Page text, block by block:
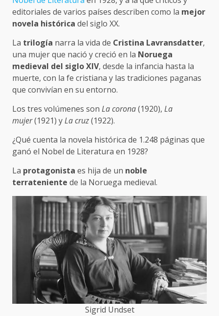
editoriales de varios países describen como la mejor
novela histórica del siglo XX.
La trilogía narra la vida de Cristina Lavransdatter,
una mujer que nació y creció en la Noruega
medieval del siglo XIV, desde la infancia hasta la
muerte, con la fe cristiana y las tradiciones paganas
que convivían en su entorno.
Los tres volúmenes son La corona(1920), La
mujer(1921) yLa cruz(1922).
¿Qué cuenta la novela histórica de 1.248 páginas que
ganó el Nobel de Literatura en 1928?
La protagonista es hija de un noble
terrateniente de la Noruega medieval.
Sigrid Undset